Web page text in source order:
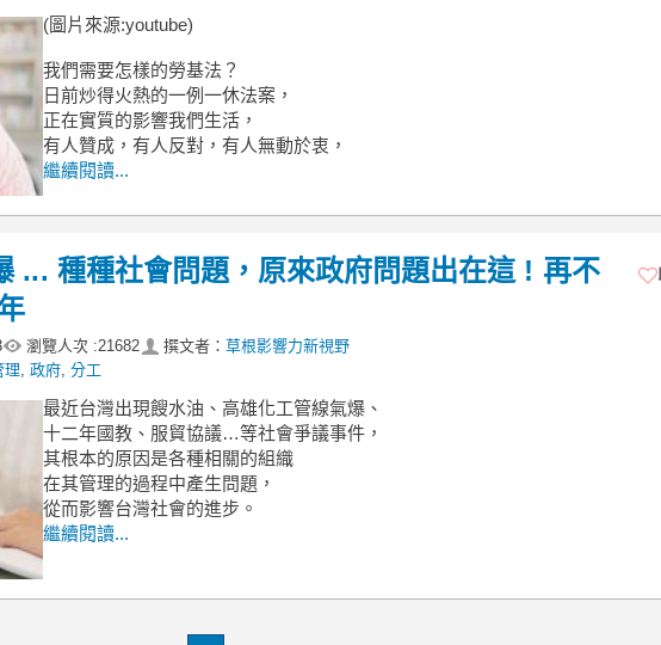
(圖片來源:youtube)
我們需要怎樣的勞基法？
日前炒得火熱的一例一休法案，
正在實質的影響我們生活，
有人贊成，有人反對，有人無動於衷，
繼續閱讀...
... 種種社會問題，原來政府問題出在這 ! 再不
瀏覽人次 :21682 撰文者： 草根影響力新視野
理 政府 分工
最近台灣出現餿水油、高雄化工管線氣爆、
十二年國教、服貿協議…等社會爭議事件，
其根本的原因是各種相關的組織
在其管理的過程中產生問題，
從而影響台灣社會的進步。
繼續閱讀...